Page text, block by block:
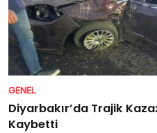
GENEL
Diyarbakır’da Trajik
Kaybetti